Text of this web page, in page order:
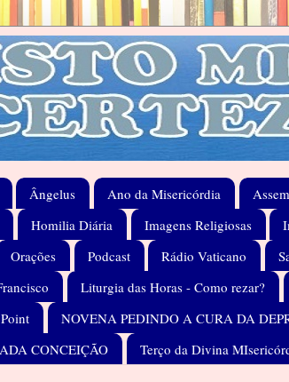
Ângelus Ano da Misericórdia
Homilia Diária Imagens Religiosas
Orações Podcast Rádio Vaticano
Liturgia das Horas - Como rezar?
NOVENA PEDINDO A CURA DA
CONCEIÇÃO
Terço da Divina